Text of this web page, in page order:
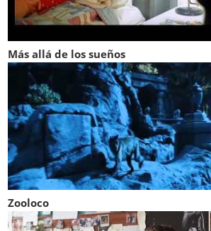
Más allá de los sueños
Zooloco